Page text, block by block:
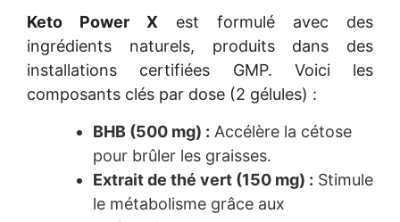
Keto Power X est formulé avec des
ingrédients naturels, produits dans des
installations certifiées GMP. Voici les
composants clés par dose (2 gélules) :
BHB (500 mg) : Accélère la cétose
pour brûler les graisses.
Extrait de thé vert (150 mg) : Stimule
le métabolisme grâce aux